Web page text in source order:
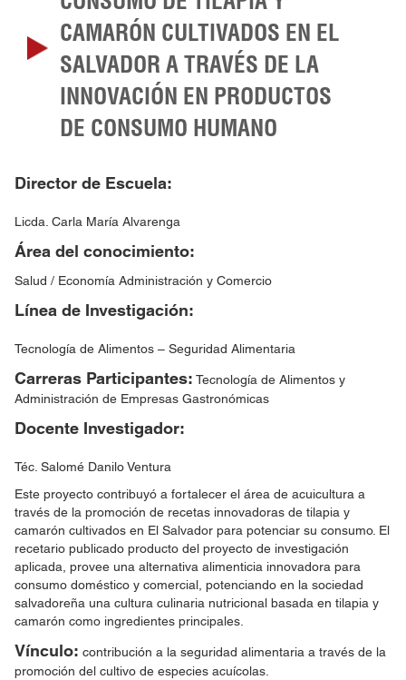
CAMARÓN CULTIVADOS EN EL
SALVADOR A TRAVÉS DE LA
INNOVACIÓN EN PRODUCTOS
DE CONSUMO HUMANO
Director de Escuela:
Licda. Carla María Alvarenga
Área del conocimiento:
Salud / Economía Administración y Comercio
Línea de Investigación:
Tecnología de Alimentos – Seguridad Alimentaria
Carreras Participantes: Tecnología de Alimentos y
Administración de Empresas Gastronómicas
Docente Investigador:
Téc. Salomé Danilo Ventura
Este proyecto contribuyó a fortalecer el área de acuicultura a
través de la promoción de recetas innovadoras de tilapia y
camarón cultivados en El Salvador para potenciar su consumo. El
recetario publicado producto del proyecto de investigación
aplicada, provee una alternativa alimenticia innovadora para
consumo doméstico y comercial, potenciando en la sociedad
salvadoreña una cultura culinaria nutricional basada en tilapia y
camarón como ingredientes principales.
Vínculo: contribución a la seguridad alimentaria a través de la
promoción del cultivo de especies acuícolas.